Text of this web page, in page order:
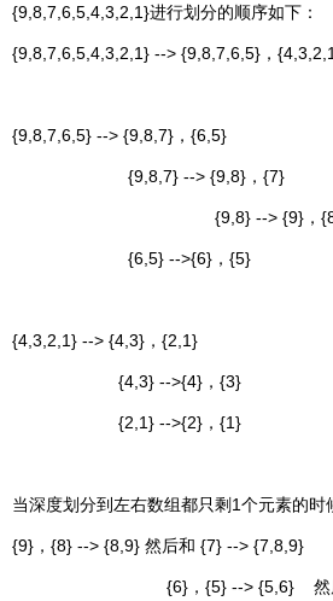
{9,8,7,6,5,4,3,2,1}进行划分的顺序如下：
{9,8,7,6,5,4,3,2,1} --> {9,8,7,6,5}，
{9,8,7,6,5} --> {9,8,7}，{6,5}
{9,8,7} --> {9,8}，{7}
{9,8} --> {9}，
{6,5} -->{6}，{5}
{4,3,2,1} --> {4,3}，{2,1}
{4,3} -->{4}，{3}
{2,1} -->{2}，{1}
当深度划分到左右数组都只剩1个元素的时
{9}，{8} --> {8,9} 然后和 {7} --> {7,8,9}
{6}，{5} --> {5,6} 然后